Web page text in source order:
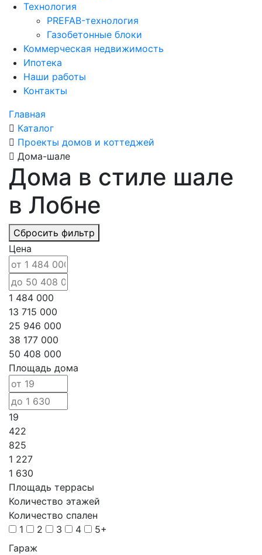
Технология
PREFAB-технология
Газобетонные блоки
Коммерческая недвижимость
Ипотека
Наши работы
Контакты
Главная
Каталог
Проекты домов и коттеджей
Дома-шале
Дома в стиле шале
в Лобне
Сбросить фильтр
Цена
1 484 000
13 715 000
25 946 000
38 177 000
50 408 000
Площадь дома
19
422
825
1 227
1 630
Площадь террасы
Количество этажей
Количество спален
1
2 3 4
5+
Гараж